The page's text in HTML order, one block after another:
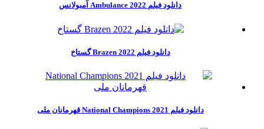
دانلود فیلم Ambulance 2022 آمبولانس
دانلود فیلم Brazen 2022 گستاخ
دانلود فیلم National Champions 2021 قهرمانان ملی